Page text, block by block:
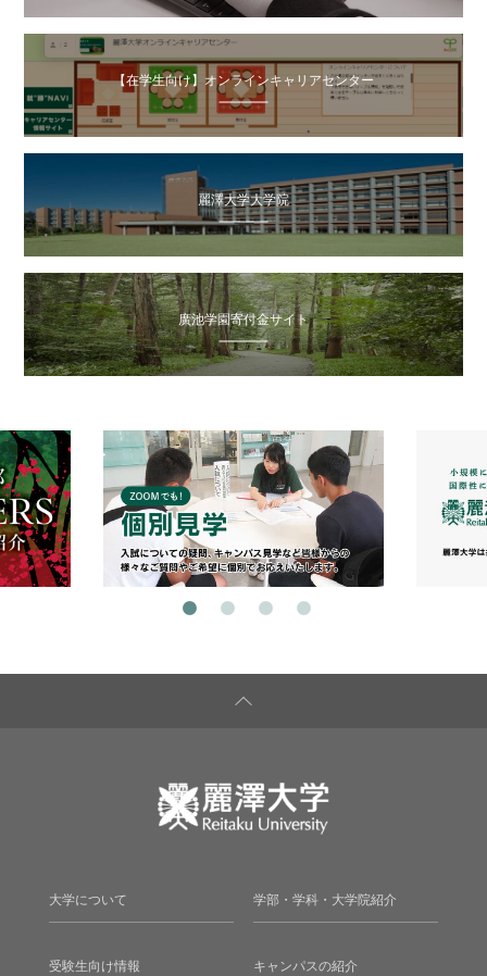
【在学生向け】オンラインキャリアセンター
麗澤大学大学院
廣池学園寄付金サイト
大学について 学部・学科・大学院紹介
受験生向け情報 キャンパスの紹介